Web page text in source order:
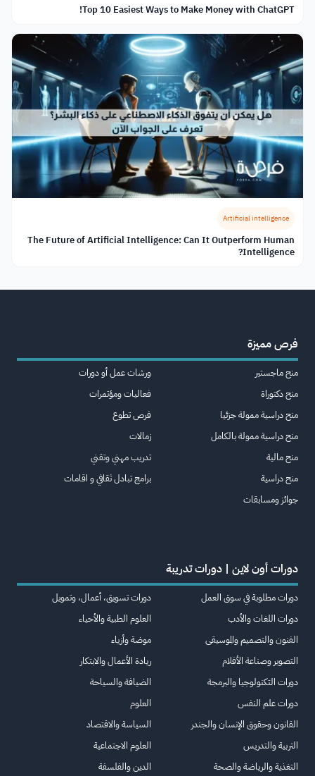
Top 10 Easiest Ways to Make Money with ChatGPT!
Artificial intelligence
The Future of Artificial Intelligence: Can It Outperform Human
Intelligence?
فرص مميزة
منح ماجستير
منح دكتوراة
منح دراسية ممولة جزئيا
منح دراسية ممولة بالكامل
منح مالية
منح دراسية
جوائز ومسابقات
ورشات عمل أو دورات
فعاليات ومؤتمرات
فرص تطوع
زمالات
تدريب مهني وتقني
برامج تبادل ثقافي و اقامات
دورات أون لاين | دورات تدريبة
دورات مطلوبة في سوق العمل
دورات اللغات والأدب
الفنون والتصميم والموسيقى
التصوير وصناعة الأفلام
دورات التكنولوجيا والبرمجة
دورات علم النفس
القانون وحقوق الإنسان والجندر
التربية والتدريس
التغذية والرياضة والصحة
دورات تسويق، أعمال، وتمويل
العلوم الطبية والأحياء
موضة وأزياء
ريادة الأعمال والابتكار
الضيافة والسياحة
العلوم
السياسة والاقتصاد
العلوم الاجتماعية
الدين والفلسفة